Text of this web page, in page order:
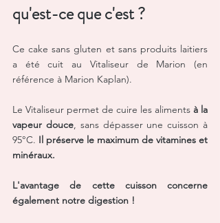
qu'est-ce que c'est ?
Ce cake sans gluten et sans produits laitiers
a été cuit au Vitaliseur de Marion (en
référence à Marion Kaplan).
Le Vitaliseur permet de cuire les aliments à la
vapeur douce, sans dépasser une cuisson à
95°C. Il préserve le maximum de vitamines et
minéraux.
L'avantage de cette cuisson concerne
également notre digestion !